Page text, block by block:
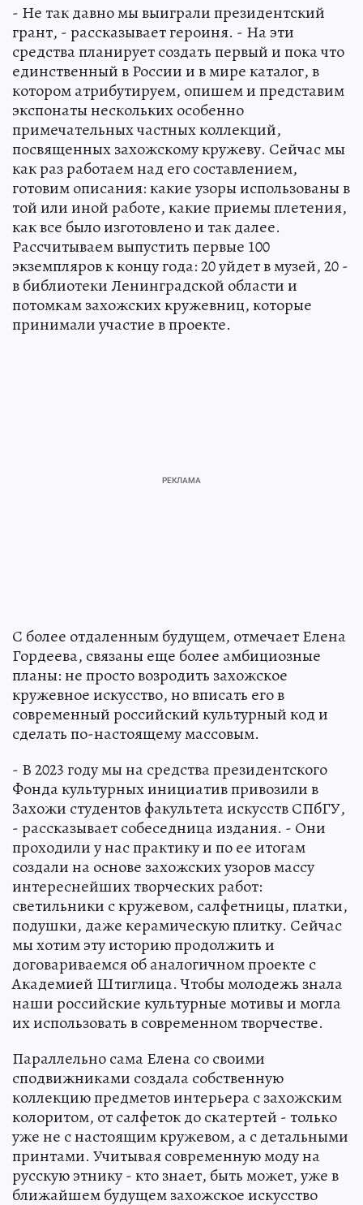
- Не так давно мы выиграли президентский
грант, - рассказывает героиня. - На эти
средства планирует создать первый и пока что
единственный в России и в мире каталог, в
котором атрибутируем, опишем и представим
экспонаты нескольких особенно
примечательных частных коллекций,
посвященных захожскому кружеву. Сейчас мы
как раз работаем над его составлением,
готовим описания: какие узоры использованы в
той или иной работе, какие приемы плетения,
как все было изготовлено и так далее.
Рассчитываем выпустить первые 100
экземпляров к концу года: 20 уйдет в музей, 20 -
в библиотеки Ленинградской области и
потомкам захожских кружевниц, которые
принимали участие в проекте.
С более отдаленным будущем, отмечает Елена
Гордеева, связаны еще более амбициозные
планы: не просто возродить захожское
кружевное искусство, но вписать его в
современный российский культурный код и
сделать по-настоящему массовым.
- В 2023 году мы на средства президентского
Фонда культурных инициатив привозили в
Захожи студентов факультета искусств СПбГУ,
- рассказывает собеседница издания. - Они
проходили у нас практику и по ее итогам
создали на основе захожских узоров массу
интереснейших творческих работ:
светильники с кружевом, салфетницы, платки,
подушки, даже керамическую плитку. Сейчас
мы хотим эту историю продолжить и
договариваемся об аналогичном проекте с
Академией Штиглица. Чтобы молодежь знала
наши российские культурные мотивы и могла
их использовать в современном творчестве.
Параллельно сама Елена со своими
сподвижниками создала собственную
коллекцию предметов интерьера с захожским
колоритом, от салфеток до скатертей - только
уже не с настоящим кружевом, а с детальными
принтами. Учитывая современную моду на
русскую этнику - кто знает, быть может, уже в
ближайшем будущем захожское искусство